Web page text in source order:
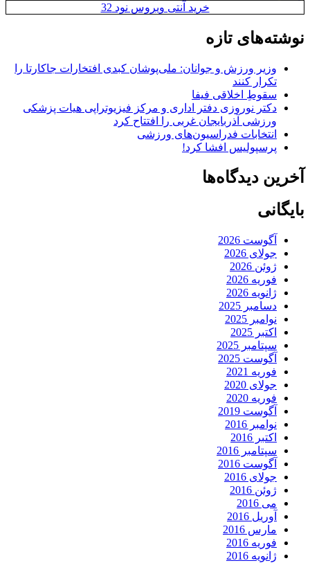
خرید آنتی ویروس نود 32
نوشته‌های تازه
وزیر ورزش و جوانان: ملی‌پوشان کبدی افتخارات جاکارتا را
تکرار کنند
سقوطِ اخلاقی فیفا
دکتر نوروزی دفتر اداری و مرکز فیزیوتراپی هیات پزشکی
ورزشی آذربایجان غربی را افتتاح کرد
انتخابات فدراسیون‌های ورزشی
پرسپولیس افشا کرد!
آخرین دیدگاه‌ها
بایگانی
آگوست 2026
جولای 2026
ژوئن 2026
فوریه 2026
ژانویه 2026
دسامبر 2025
نوامبر 2025
اکتبر 2025
سپتامبر 2025
آگوست 2025
فوریه 2021
جولای 2020
فوریه 2020
آگوست 2019
نوامبر 2016
اکتبر 2016
سپتامبر 2016
آگوست 2016
جولای 2016
ژوئن 2016
می 2016
آوریل 2016
مارس 2016
فوریه 2016
ژانویه 2016